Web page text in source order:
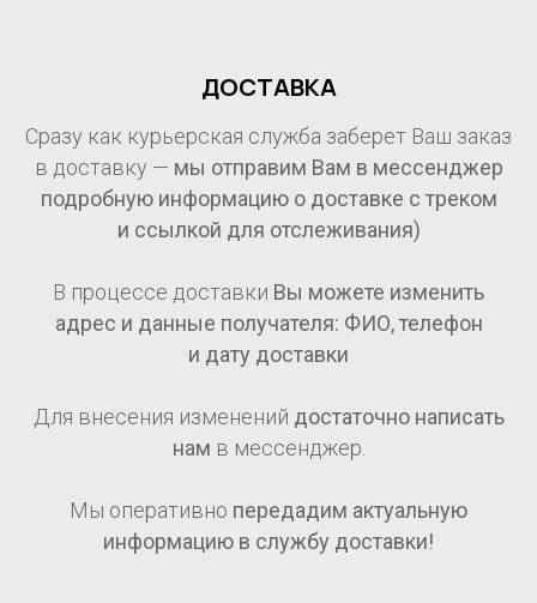
ДОСТАВКА
Сразу как курьерская служба заберет Ваш заказ
в доставку — мы отправим Вам в мессенджер
подробную информацию о доставке с треком
и ссылкой для отслеживания)
В процессе доставки Вы можете изменить
адрес и данные получателя: ФИО, телефон
и дату доставки
Для внесения изменений достаточно написать
нам в мессенджер.
Мы оперативно передадим актуальную
информацию в службу доставки!